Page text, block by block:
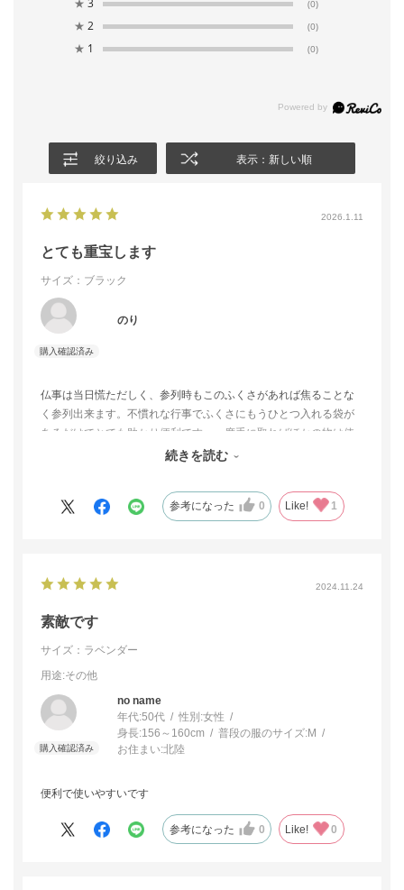
★ 3 (0)
★ 2 (0)
★ 1 (0)
絞り込み 表示：新しい順
2026.1.11
とても重宝します
サイズ：ブラック
のり
仏事は当日慌ただしく、参列時もこのふくさがあれば焦ることな
く参列出来ます。不慣れな行事でふくさにもうひとつ入れる袋が
あるだけでとても助かり便利です。一度手に取ればほかの物は使
えないと思います。この商品は高級感と品がありおすすめです。
続きを読む
参考になった 0 Like! 1
2024.11.24
素敵です
サイズ：ラベンダー
用途:その他
no name
年代:50代 性別:女性
身長:156～160cm 普段の服のサイズ:M
お住まい:北陸
便利で使いやすいです
参考になった 0 Like! 0